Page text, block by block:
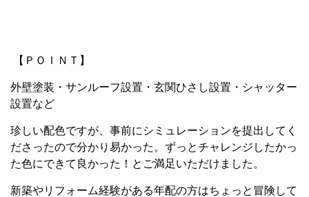
【ＰＯＩＮＴ】
外壁塗装・サンルーフ設置・玄関ひさし設置・シャッター
設置など
珍しい配色ですが、事前にシミュレーションを提出してく
ださったので分かり易かった。ずっとチャレンジしたかっ
た色にできて良かった！とご満足いただけました。
新築やリフォーム経験がある年配の方はちょっと冒険して